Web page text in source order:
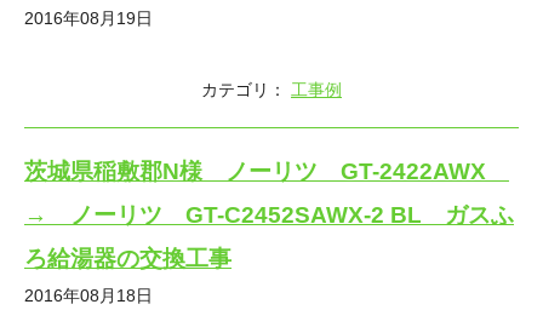
2016年08月19日
カテゴリ： 工事例
茨城県稲敷郡N様 ノーリツ GT-2422AWX
→ ノーリツ GT-C2452SAWX-2 BL ガスふ
ろ給湯器の交換工事
2016年08月18日